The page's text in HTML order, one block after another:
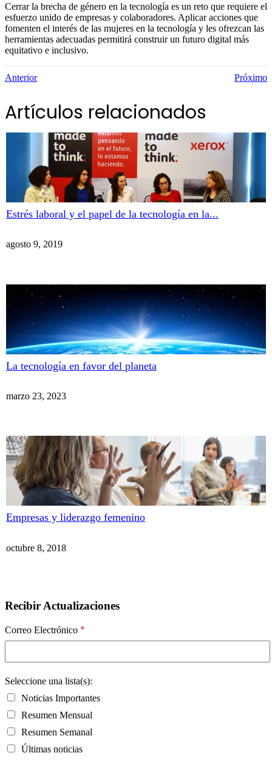
Cerrar la brecha de género en la tecnología es un reto que requiere el
esfuerzo unido de empresas y colaboradores. Aplicar acciones que
fomenten el interés de las mujeres en la tecnología y les ofrezcan las
herramientas adecuadas permitirá construir un futuro digital más
equitativo e inclusivo.
Anterior Próximo
Artículos relacionados
Estrés laboral y el papel de la tecnología en la...
agosto 9, 2019
La tecnología en favor del planeta
marzo 23, 2023
Empresas y liderazgo femenino
octubre 8, 2018
Recibir Actualizaciones
Correo Electrónico *
Seleccione una lista(s):
Noticias Importantes
Resumen Mensual
Resumen Semanal
Últimas noticias